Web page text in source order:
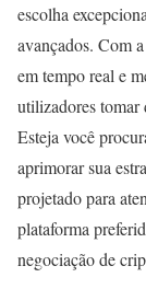
escolha
avançados. Com
em tempo real e
utilizadores tomar
Esteja você
aprimorar sua
projetado para
plataforma
negociação de